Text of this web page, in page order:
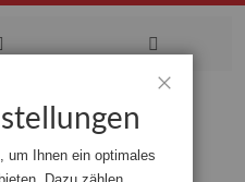
um Ihnen ein optimales